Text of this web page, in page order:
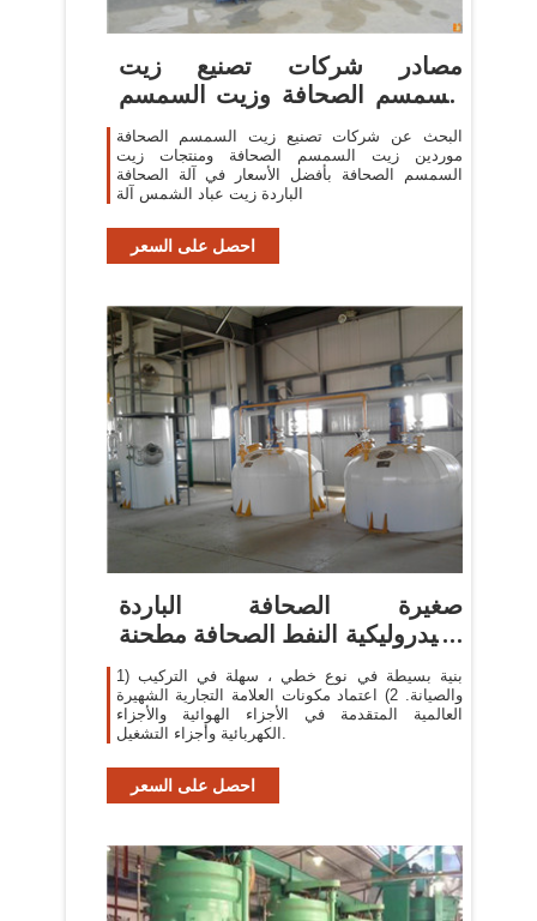
مصادر شركات تصنيع زيت
السمسم الصحافة وزيت السمسم
الصحافة
البحث عن شركات تصنيع زيت السمسم الصحافة
موردين زيت السمسم الصحافة ومنتجات زيت
السمسم الصحافة بأفضل الأسعار في آلة الصحافة
الباردة زيت عباد الشمس آلة
احصل على السعر
صغيرة الصحافة الباردة
الهيدروليكية النفط الصحافة مطحنة
زيت
1) بنية بسيطة في نوع خطي ، سهلة في التركيب
والصيانة. 2) اعتماد مكونات العلامة التجارية الشهيرة
العالمية المتقدمة في الأجزاء الهوائية والأجزاء
الكهربائية وأجزاء التشغيل.
احصل على السعر